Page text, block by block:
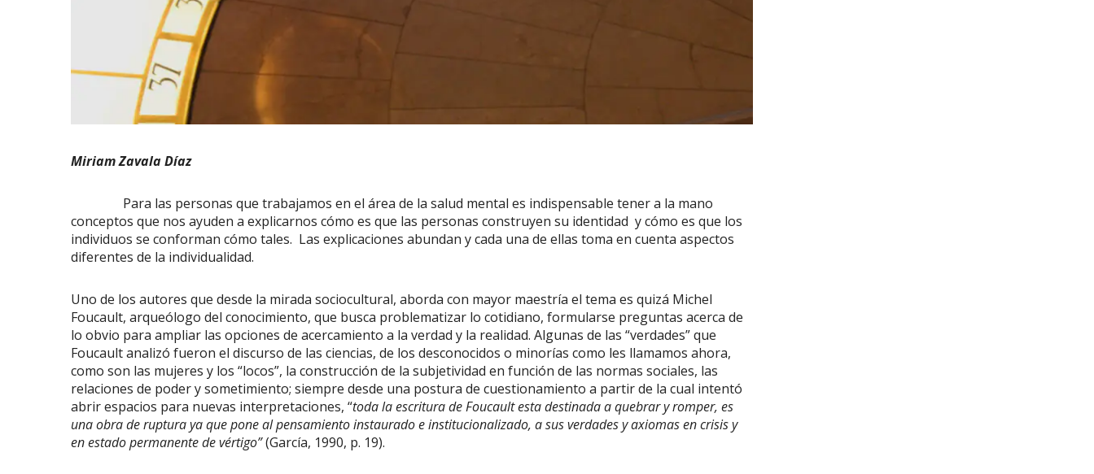
Miriam Zavala Díaz
Para las personas que trabajamos en el área de la salud mental es indispensable tener a la mano
conceptos que nos ayuden a explicarnos cómo es que las personas construyen su identidad y cómo es que los
individuos se conforman cómo tales. Las explicaciones abundan y cada una de ellas toma en cuenta aspectos
diferentes de la individualidad.
Uno de los autores que desde la mirada sociocultural, aborda con mayor maestría el tema es quizá Michel
Foucault, arqueólogo del conocimiento, que busca problematizar lo cotidiano, formularse preguntas acerca de
lo obvio para ampliar las opciones de acercamiento a la verdad y la realidad. Algunas de las “verdades” que
Foucault analizó fueron el discurso de las ciencias, de los desconocidos o minorías como les llamamos ahora,
como son las mujeres y los “locos”, la construcción de la subjetividad en función de las normas sociales, las
relaciones de poder y sometimiento; siempre desde una postura de cuestionamiento a partir de la cual intentó
abrir espacios para nuevas interpretaciones, “toda la escritura de Foucault esta destinada a quebrar y romper, es
una obra de ruptura ya que pone al pensamiento instaurado e institucionalizado, a sus verdades y axiomas en crisis y
en estado permanente de vértigo”(García, 1990, p. 19).